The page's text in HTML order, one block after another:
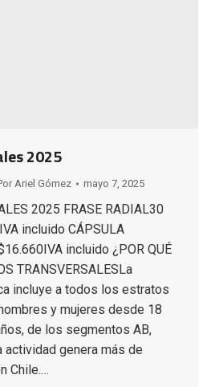
2025
Ariel Gómez mayo 7, 2025
2025 FRASE RADIAL30
incluido CÁPSULA
incluido ¿POR QUÉ
TRANSVERSALESLa
incluye a todos los estratos
y mujeres desde 18
de los segmentos AB,
actividad genera más de
Chile.…